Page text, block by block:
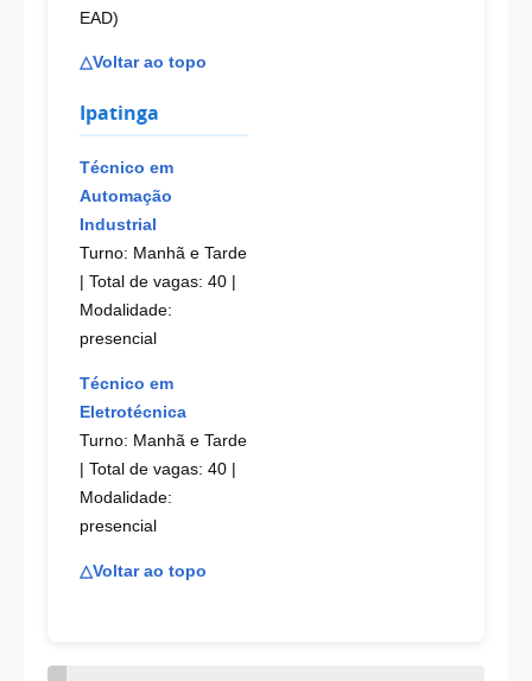
EAD)
△Voltar ao topo
Ipatinga
Técnico em
Automação
Industrial
Turno: Manhã e Tarde
| Total de vagas: 40 |
Modalidade:
presencial
Técnico em
Eletrotécnica
Turno: Manhã e Tarde
| Total de vagas: 40 |
Modalidade:
presencial
△Voltar ao topo